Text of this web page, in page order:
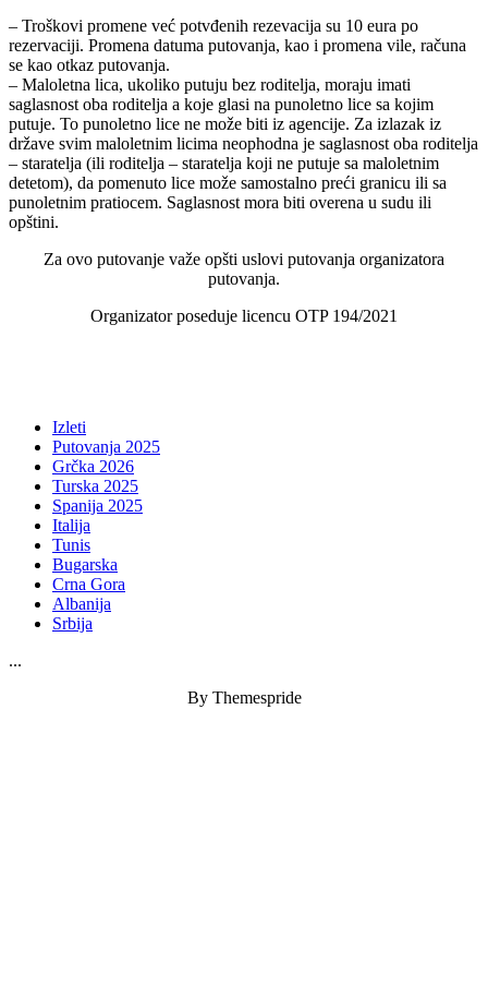
– Troškovi promene već potvđenih rezevacija su 10 eura po
rezervaciji. Promena datuma putovanja, kao i promena vile, računa
se kao otkaz putovanja.
– Maloletna lica, ukoliko putuju bez roditelja, moraju imati
saglasnost oba roditelja a koje glasi na punoletno lice sa kojim
putuje. To punoletno lice ne može biti iz agencije. Za izlazak iz
države svim maloletnim licima neophodna je saglasnost oba roditelja
– staratelja (ili roditelja – staratelja koji ne putuje sa maloletnim
detetom), da pomenuto lice može samostalno preći granicu ili sa
punoletnim pratiocem. Saglasnost mora biti overena u sudu ili
opštini.
Za ovo putovanje važe opšti uslovi putovanja organizatora
putovanja.
Organizator poseduje licencu OTP 194/2021
Izleti
Putovanja 2025
Grčka 2026
Turska 2025
Spanija 2025
Italija
Tunis
Bugarska
Crna Gora
Albanija
Srbija
...
By Themespride